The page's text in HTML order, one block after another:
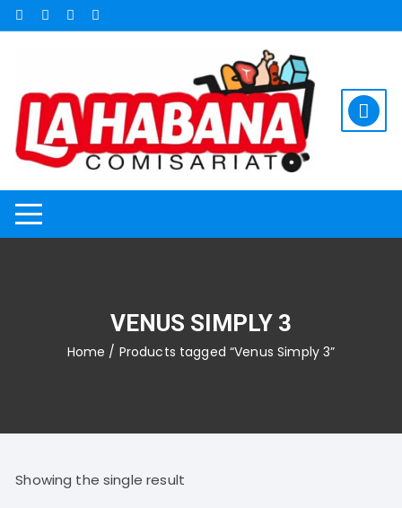
Saltar
al
VENUS SIMPLY 3
Home / Products tagged “Venus Simply 3”
Showing the single result